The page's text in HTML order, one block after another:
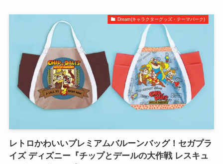
Dream(キャラクターグッズ・テーマパーク)
レトロかわいいプレミアムバルーンバッグ！セガプラ
イズ ディズニー『チップとデールの大作戦 レスキュ